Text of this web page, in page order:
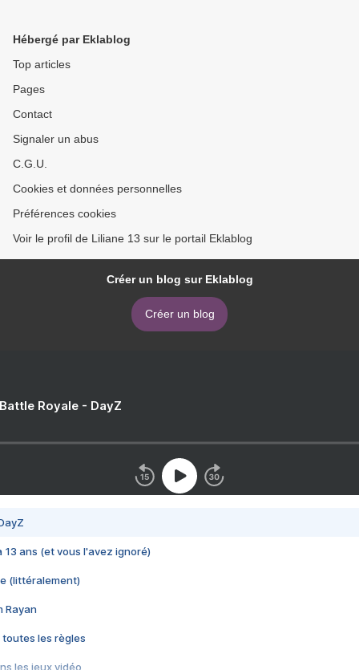
Hébergé par Eklablog
Top articles
Pages
Contact
Signaler un abus
C.G.U.
Cookies et données personnelles
Préférences cookies
Voir le profil de Liliane 13 sur le portail Eklablog
Créer un blog sur Eklablog
Créer un blog
Royale - DayZ
13 ans (et vous l'avez ignoré)
(littéralement)
Rayan
toutes les règles
les jeux vidéo